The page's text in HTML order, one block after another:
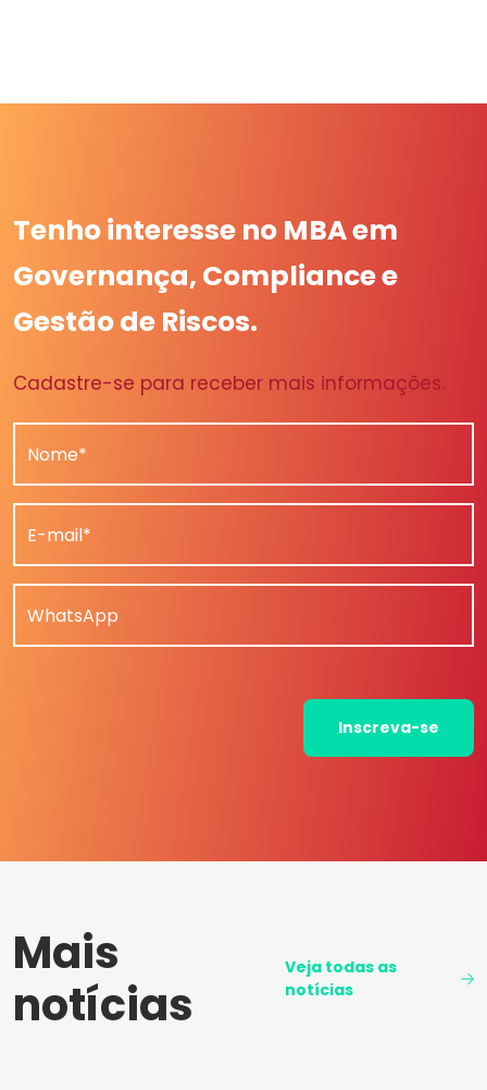
Tenho interesse no MBA em
Governança, Compliance e
Gestão de Riscos.
Cadastre-se para receber mais informações.
Nome*
E-mail*
WhatsApp
Inscreva-se
Mais
notícias
Veja todas as
notícias